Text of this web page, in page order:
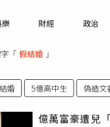
財經 政治
「 假結婚 」
婚 5億高中生 偽造文
億萬富豪遭兒